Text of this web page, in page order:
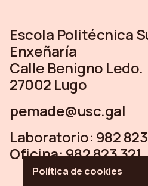
Escola Politécnica
Enxeñaría
Calle Benigno Ledo.
27002 Lugo
pemade@usc.gal
Laboratorio: 982
Oficina:982 823 321
Política de cookies